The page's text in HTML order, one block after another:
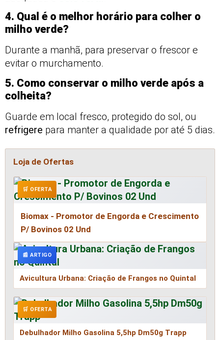
4. Qual é o melhor horário para colher o
milho verde?
Durante a manhã, para preservar o frescor e
evitar o murchamento.
5. Como conservar o milho verde após a
colheita?
Guarde em local fresco, protegido do sol, ou
refrigere para manter a qualidade por até 5 dias.
Loja de Ofertas
🛒 OFERTA
Biomax - Promotor de Engorda e Crescimento
P/ Bovinos 02 Und
📰 ARTIGO
Avicultura Urbana: Criação de Frangos no Quintal
🛒 OFERTA
Debulhador Milho Gasolina 5,5hp Dm50g Trapp